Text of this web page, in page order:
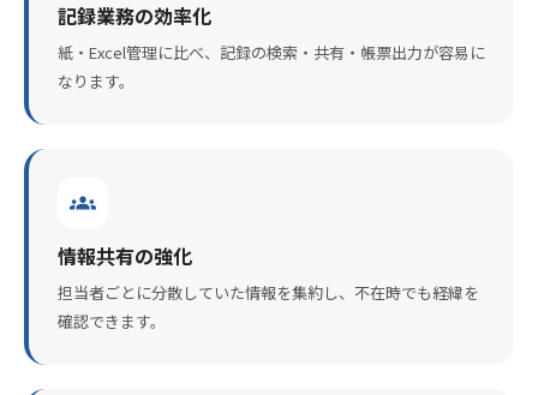
記録業務の効率化
紙・Excel管理に比べ、記録の検索・共有・帳票出力が容易に
なります。
groups
情報共有の強化
担当者ごとに分散していた情報を集約し、不在時でも経緯を
確認できます。